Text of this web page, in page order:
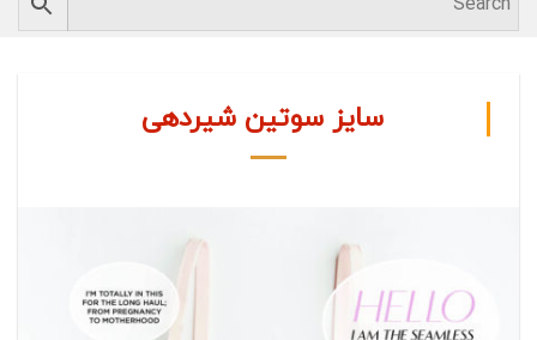
سایز سوتین شیردهی